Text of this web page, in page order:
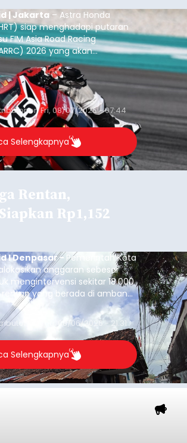
| Jakarta – Astra Honda
siap menghadapi putaran
FIM Asia Road Racing
2026 yang akan
Mandalika
Lombok, Nusa Tenggara
2026.
onFri, 08/07/2026 - 07:44
Selengkapnya
Rentan,
Rp1,152
I Denpasar - Pemerintah Kota
anggaran sebesar
mengintervensi sekitar 18.000
rentan yang berada di ambang
Langkah strategis ini diambil
yang berada pada
6 tersebut agar tidak
miskin.
Thu, 08/06/2026 - 21:31
Selengkapnya